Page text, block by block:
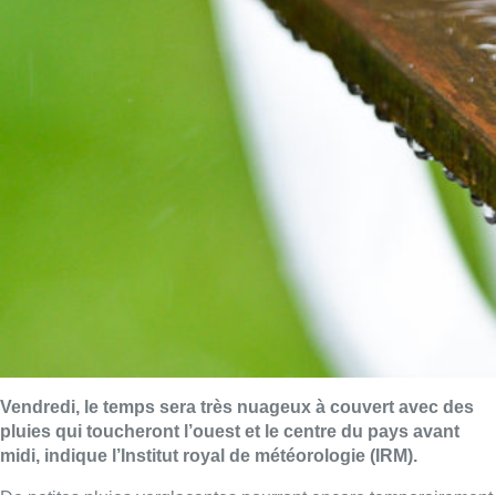
Vendredi, le temps sera très nuageux à couvert avec des
pluies qui toucheront l’ouest et le centre du pays avant
midi, indique l’Institut royal de météorologie (IRM).